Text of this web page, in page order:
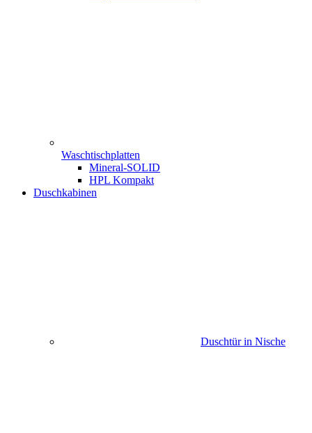
Waschtischplatten
Mineral-SOLID
HPL Kompakt
Duschkabinen
Duschtür in Nische